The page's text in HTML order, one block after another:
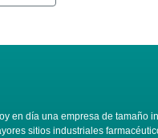
en día una empresa de tamaño
sitios industriales